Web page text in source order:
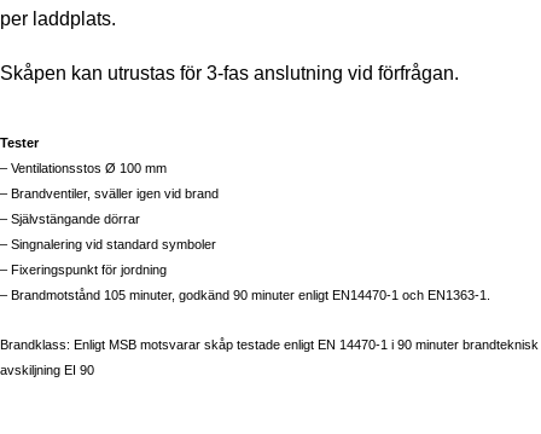
per laddplats.
Skåpen kan utrustas för 3-fas anslutning vid förfrågan.
Tester
– Ventilationsstos Ø 100 mm
– Brandventiler, sväller igen vid brand
– Självstängande dörrar
– Singnalering vid standard symboler
– Fixeringspunkt för jordning
– Brandmotstånd 105 minuter, godkänd 90 minuter enligt EN14470-1 och EN1363-1.
Brandklass: Enligt MSB motsvarar skåp testade enligt EN 14470-1 i 90 minuter brandteknisk
avskiljning EI 90